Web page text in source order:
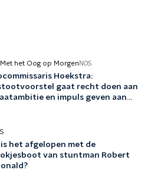
Met het Oog op Morgen NOS
Hoekstra:
gaat recht doen aan
en impuls geven aan
is het afgelopen met de
van stuntman Robert